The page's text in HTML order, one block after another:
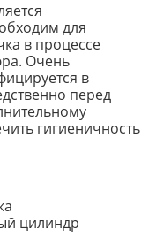
для
в процессе
Очень
в
перед
гигиеничность
цилиндр